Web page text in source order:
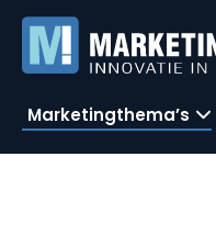
Marketingthema’s